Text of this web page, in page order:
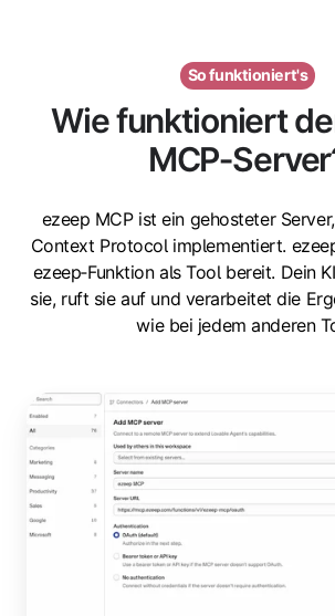
So funktioniert's
Wie funktioniert
ezeep MCP ist ein gehosteter
Context Protocol implementiert.
ezeep‑Funktion als Tool bereit. Dein
sie, ruft sie auf und verarbeitet die
wie bei jedem anderen